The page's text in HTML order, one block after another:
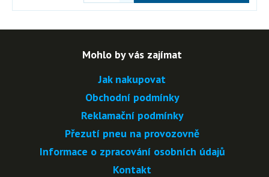
Mohlo by vás zajímat
Jak nakupovat
Obchodní podmínky
Reklamační podmínky
Přezutí pneu na provozovně
Informace o zpracování osobních údajů
Kontakt